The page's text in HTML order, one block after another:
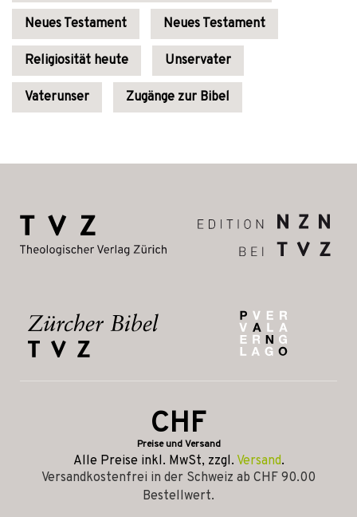
Neues Testament Neues Testament
Religiosität heute Unservater
Vaterunser Zugänge zur Bibel
CHF
Preise und Versand
Alle Preise inkl. MwSt, zzgl. Versand.
Versandkostenfrei in der Schweiz ab CHF 90.00
Bestellwert.